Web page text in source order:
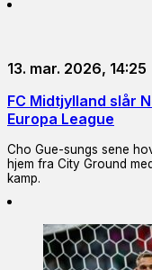
13. mar. 2026, 14:25
FC Midtjylland slår
Europa League
Cho Gue-sungs sene
hjem fra City Ground
kamp.